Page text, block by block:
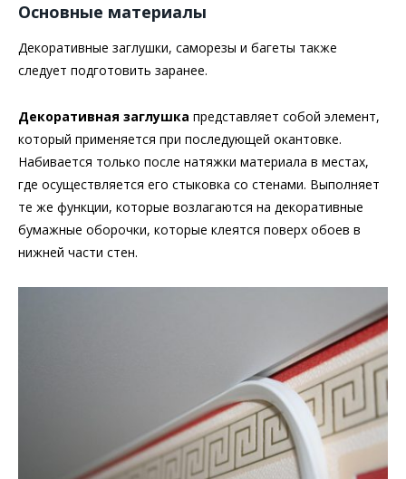
Основные материалы
Декоративные заглушки, саморезы и багеты также
следует подготовить заранее.
Декоративная заглушка представляет собой элемент,
который применяется при последующей окантовке.
Набивается только после натяжки материала в местах,
где осуществляется его стыковка со стенами. Выполняет
те же функции, которые возлагаются на декоративные
бумажные оборочки, которые клеятся поверх обоев в
нижней части стен.